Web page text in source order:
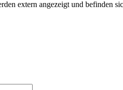
extern angezeigt und befinden